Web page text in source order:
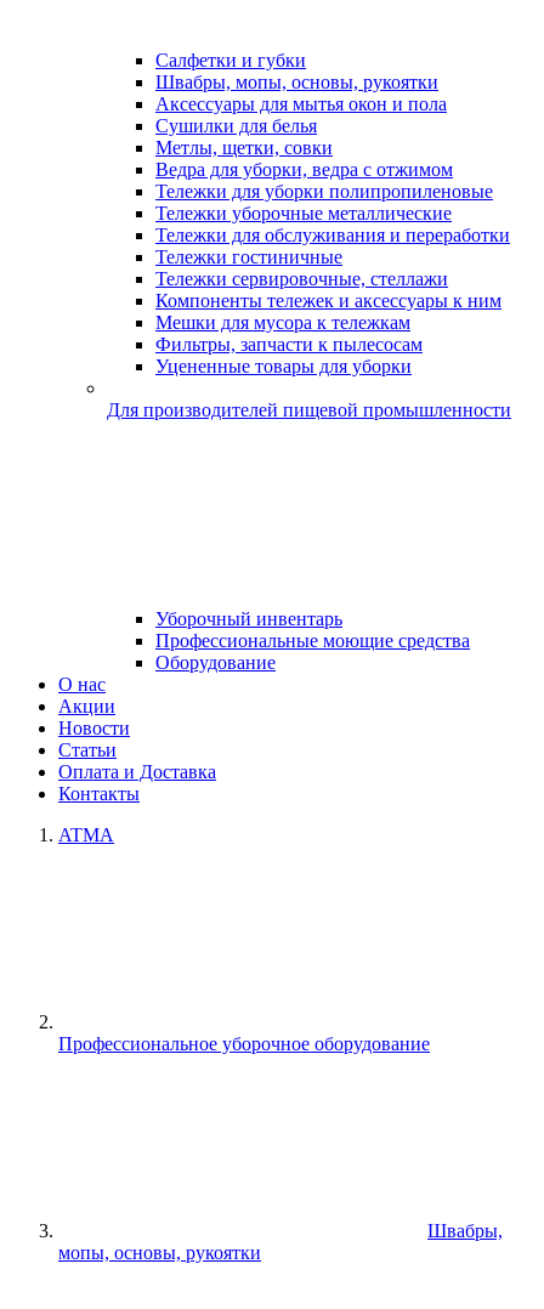
Салфетки и губки
Швабры, мопы, основы, рукоятки
Аксессуары для мытья окон и пола
Сушилки для белья
Метлы, щетки, совки
Ведра для уборки, ведра с отжимом
Тележки для уборки полипропиленовые
Тележки уборочные металлические
Тележки для обслуживания и переработки
Тележки гостиничные
Тележки сервировочные, стеллажи
Компоненты тележек и аксессуары к ним
Мешки для мусора к тележкам
Фильтры, запчасти к пылесосам
Уцененные товары для уборки
Для производителей пищевой промышленности
Уборочный инвентарь
Профессиональные моющие средства
Оборудование
О нас
Акции
Новости
Статьи
Оплата и Доставка
Контакты
ATMA
Профессиональное уборочное оборудование
Швабры,
мопы, основы, рукоятки